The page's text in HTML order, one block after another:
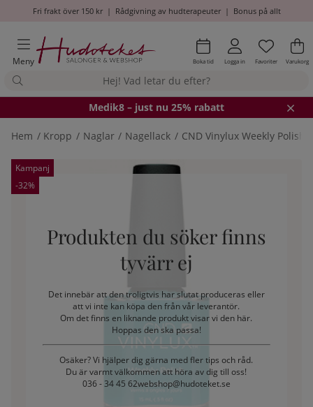
Fri frakt över 150 kr| Rådgivning av hudterapeuter| Bonus på allt
Meny Boka tid Logga in Antal i
.
Favoriter .
Varukorg
Medik8 – just nu 25% rabatt
Hem Kropp Naglar Nagellack CND Vinylux Weekly Polish
Kampanj
-32%
Produktbilder
Produkten du söker finns
tyvärr ej
Det innebär att den troligtvis har slutat produceras eller
att vi inte kan köpa den från vår leverantör.
Om det finns en liknande produkt visar vi den här.
Hoppas den ska passa!
Osäker? Vi hjälper dig gärna med fler tips och råd.
Du är varmt välkommen att höra av dig till oss!
036 - 34 45 62webshop@hudoteket.se